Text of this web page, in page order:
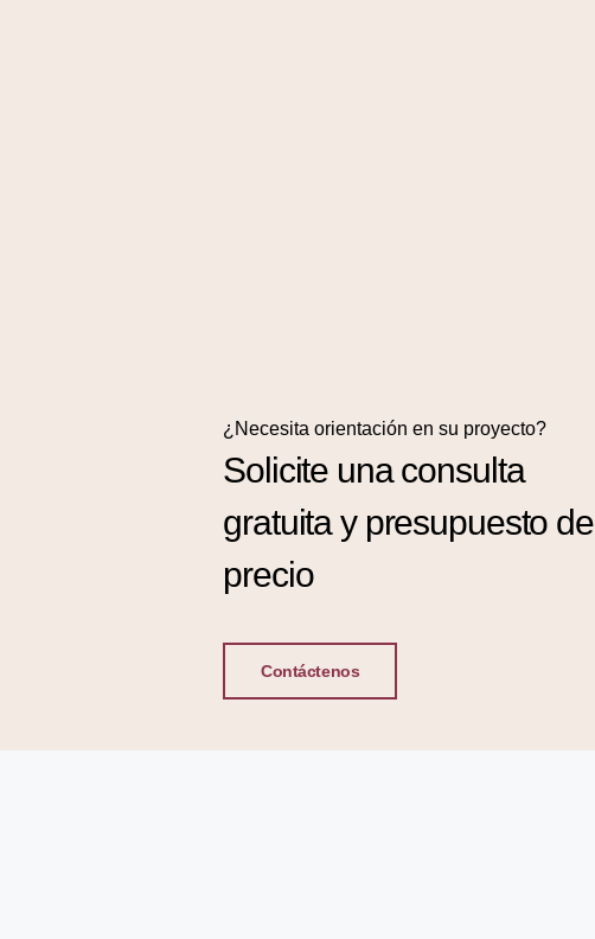
¿Necesita orientación en su proyecto?
Solicite una consulta
gratuita y presupuesto de
precio
Contáctenos